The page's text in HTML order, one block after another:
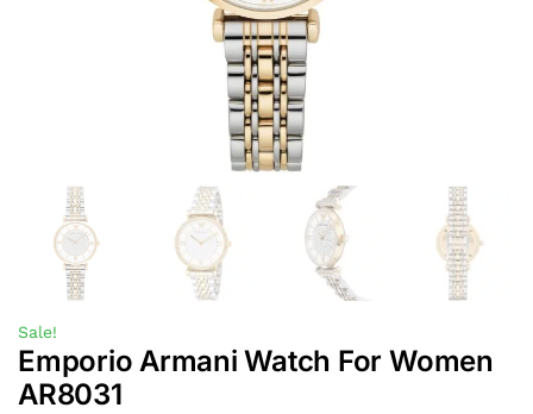
Sale!
Emporio Armani Watch For Women
AR8031